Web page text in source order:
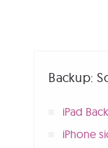
Backup:
iPad
iPhone